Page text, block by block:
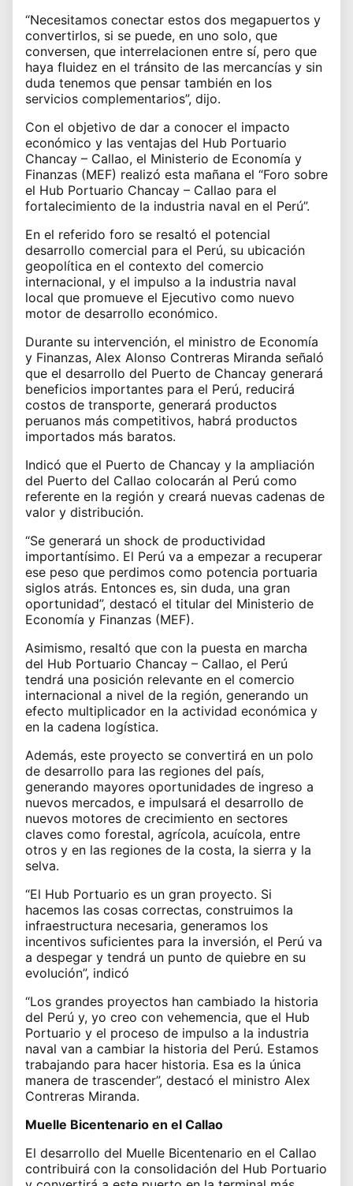
“Necesitamos conectar estos dos megapuertos y
convertirlos, si se puede, en uno solo, que
conversen, que interrelacionen entre sí, pero que
haya fluidez en el tránsito de las mercancías y sin
duda tenemos que pensar también en los
servicios complementarios”, dijo.
Con el objetivo de dar a conocer el impacto
económico y las ventajas del Hub Portuario
Chancay – Callao, el Ministerio de Economía y
Finanzas (MEF) realizó esta mañana el “Foro sobre
el Hub Portuario Chancay – Callao para el
fortalecimiento de la industria naval en el Perú”.
En el referido foro se resaltó el potencial
desarrollo comercial para el Perú, su ubicación
geopolítica en el contexto del comercio
internacional, y el impulso a la industria naval
local que promueve el Ejecutivo como nuevo
motor de desarrollo económico.
Durante su intervención, el ministro de Economía
y Finanzas, Alex Alonso Contreras Miranda señaló
que el desarrollo del Puerto de Chancay generará
beneficios importantes para el Perú, reducirá
costos de transporte, generará productos
peruanos más competitivos, habrá productos
importados más baratos.
Indicó que el Puerto de Chancay y la ampliación
del Puerto del Callao colocarán al Perú como
referente en la región y creará nuevas cadenas de
valor y distribución.
“Se generará un shock de productividad
importantísimo. El Perú va a empezar a recuperar
ese peso que perdimos como potencia portuaria
siglos atrás. Entonces es, sin duda, una gran
oportunidad”, destacó el titular del Ministerio de
Economía y Finanzas (MEF).
Asimismo, resaltó que con la puesta en marcha
del Hub Portuario Chancay – Callao, el Perú
tendrá una posición relevante en el comercio
internacional a nivel de la región, generando un
efecto multiplicador en la actividad económica y
en la cadena logística.
Además, este proyecto se convertirá en un polo
de desarrollo para las regiones del país,
generando mayores oportunidades de ingreso a
nuevos mercados, e impulsará el desarrollo de
nuevos motores de crecimiento en sectores
claves como forestal, agrícola, acuícola, entre
otros y en las regiones de la costa, la sierra y la
selva.
“El Hub Portuario es un gran proyecto. Si
hacemos las cosas correctas, construimos la
infraestructura necesaria, generamos los
incentivos suficientes para la inversión, el Perú va
a despegar y tendrá un punto de quiebre en su
evolución”, indicó
“Los grandes proyectos han cambiado la historia
del Perú y, yo creo con vehemencia, que el Hub
Portuario y el proceso de impulso a la industria
naval van a cambiar la historia del Perú. Estamos
trabajando para hacer historia. Esa es la única
manera de trascender”, destacó el ministro Alex
Contreras Miranda.
Muelle Bicentenario en el Callao
El desarrollo del Muelle Bicentenario en el Callao
contribuirá con la consolidación del Hub Portuario